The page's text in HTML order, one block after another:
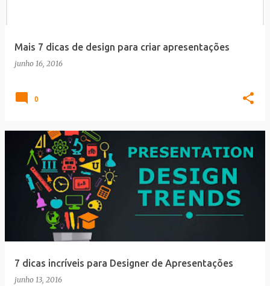
Mais 7 dicas de design para criar apresentações
junho 16, 2016
0
7 dicas incríveis para Designer de Apresentações
junho 13, 2016